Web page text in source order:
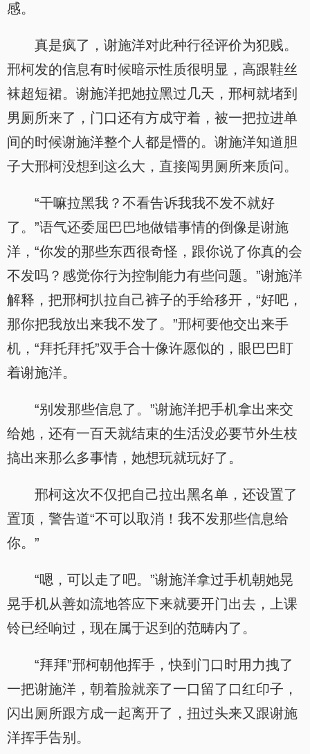
感。
真是疯了，谢施洋对此种行径评价为犯贱。
邢柯发的信息有时候暗示性质很明显，高跟鞋丝
袜超短裙。谢施洋把她拉黑过几天，邢柯就堵到
男厕所来了，门口还有方成守着，被一把拉进单
间的时候谢施洋整个人都是懵的。谢施洋知道胆
子大邢柯没想到这么大，直接闯男厕所来质问。
“干嘛拉黑我？不看告诉我我不发不就好
了。”语气还委屈巴巴地做错事情的倒像是谢施
洋，“你发的那些东西很奇怪，跟你说了你真的会
不发吗？感觉你行为控制能力有些问题。”谢施洋
解释，把邢柯扒拉自己裤子的手给移开，“好吧，
那你把我放出来我不发了。”邢柯要他交出来手
机，“拜托拜托”双手合十像许愿似的，眼巴巴盯
着谢施洋。
“别发那些信息了。”谢施洋把手机拿出来交
给她，还有一百天就结束的生活没必要节外生枝
搞出来那么多事情，她想玩就玩好了。
邢柯这次不仅把自己拉出黑名单，还设置了
置顶，警告道“不可以取消！我不发那些信息给
你。”
“嗯，可以走了吧。”谢施洋拿过手机朝她晃
晃手机从善如流地答应下来就要开门出去，上课
铃已经响过，现在属于迟到的范畴内了。
“拜拜”邢柯朝他挥手，快到门口时用力拽了
一把谢施洋，朝着脸就亲了一口留了口红印子，
闪出厕所跟方成一起离开了，扭过头来又跟谢施
洋挥手告别。